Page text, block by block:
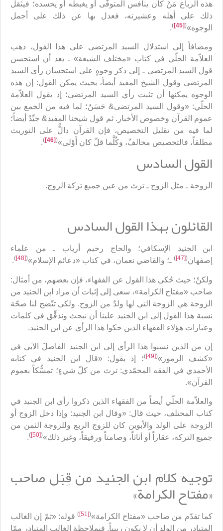
هذه الرباع مَنْ كان ينافس المتوفّى أو يغبطه أو يحسده؛ فيثقل
ذلك على أهله وعشيرته، فعدل بها عن ذلك على أجمل
الوجوه»(
[45]
)
.
ومضافاً إلى استدلال السيد المرتضى على هذا القول، ذهب
العلاّمة الحلّي في كتاب «مختلف الشيعة» ـ بعد أن استحسن
قول السيد المرتضى ـ إلى ذكر وجوهٍ على استحسان رأي السيد
المرتضى وقول الشيخ المفيد أيضاً، بحيث يمكن القول: إن هذه
الوجوه يمكنها أن تثبت رأي السيد المرتضى؛ إذ يقول العلاّمة
الحلّي: «وقول السيد المرتضى& حَسَنٌ؛ لما فيه من الجمع بين
عموم القرآن وخصوص الأخبار. ثم قول شيخنا المفيد& جيِّدٌ أيضاً؛
لما فيه من تقليل التخصيص، فإن القرآن دالٌّ على التوريث
مطلقاً، فالتخصيص مخالفٌ، وكُلَّما قلّ كان أَوْلى»(
[46]
)
.
القول السادس
الزوجة ـ مثل الزوج ـ ترث من عين جميع تركة الزوج.
القائلون بهذا القول السادس
ابن الجنيد الإسكافي؛ والحاج رحيم أرباب ـ من علماء
إصفهان(
[47]
) ـ؛ والقاضي نعمان، في كتاب «دعائم الإسلام»(
[48]
)
.
ولكنْ؛ حيث حُكي هذا القول عن الفقهاء، فإن بعضهم، من أمثال:
صاحب «مفتاح الكرامة»، سعى إلى إثبات أن مراد ابن الجنيد من
الزوجة هي الزوجة التي لها ولدٌ من الزوج. ولكي تتّضح لنا صحّة
نسبة هذا القول إلى ابن الجنيد علينا أن نبحث وندقِّق في كلمات
وعبارات هؤلاء الفقهاء الذين حكوا هذا الرأي عن ابن الجنيد.
إن من الذين نسبوا هذا الرأي إلى ابن الجنيد الفاضلَ الآبي في
«كشف الرموز»(
[49]
)؛ إذ يقول: «قال ابن الجنيد في كتابه
الأحمدي في الفقه المحمّدي: ترث من كلّ شيءٍ؛ تمسُّكاً بعموم
القرآن».
والعلاّمة الحلّي أيضاً من الفقهاء الذين ذكروا رأي ابن الجنيد في
كتاب المختلف، حيث قال: «وقال ابن الجنيد: وإذا دخل الزوج أو
الزوجة على الولد والأبوين كان للزوج الربع وللزوجة الثمن من
جميع التركة، عقاراً أو أثاثاً، وصامتاً ورقيقاً، وغير ذلك»(
[50]
)
.
توجيه كلام ابن الجنيد من قِبَل صاحب
«مفتاح الكرامة»
كما تقدّم من صاحب «مفتاح الكرامة»(
[51]
)قوله: «ثمّ إن الغالب
المتبادر من الولد أن لا يكون ربيباً. فبملاحظة الغالب المتبادر ممّا